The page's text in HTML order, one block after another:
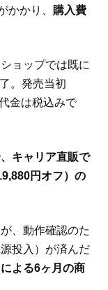
かかり、 購入費
ョップでは既に
。発売当初
金は税込みで
キャリア直販で
円オフ）の
、動作確認のた
投入）が済んだ
よる6ヶ月の商